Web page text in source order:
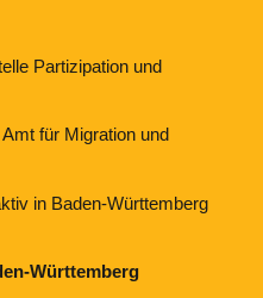
Partizipation und
Amt für Migration und
in Baden-Württemberg
Württemberg